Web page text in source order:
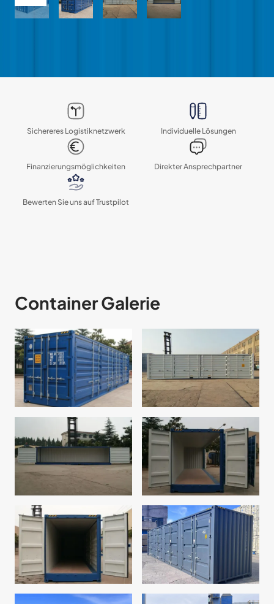
Sichereres Logistik­netzwerk Individuelle Lösungen
Finanzierungs­möglichkeiten Direkter Ansprechpartner
Bewerten Sie uns auf Trustpilot
Container Galerie